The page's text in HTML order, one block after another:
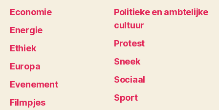
Economie
Energie
Ethiek
Europa
Evenement
Filmpjes
Politieke en ambtelijke
cultuur
Protest
Sneek
Sociaal
Sport